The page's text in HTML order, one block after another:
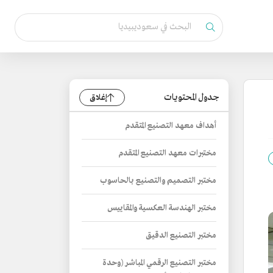
جدول المحتويات إغلاق
أهداف معهد التصنيع المتقدم
مختبرات معهد التصنيع المتقدم
مختبر التصميم والتصنيع بالحاسوب
مختبر الهندسة العكسية والمقاييس
مختبر التصنيع الدقيق
مختبر التصنيع الرقمي المباشر (وحدة